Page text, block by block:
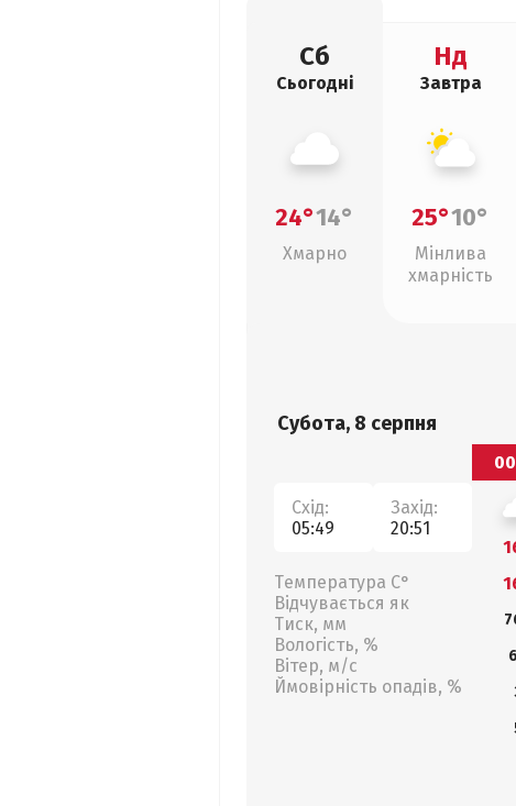
Сб
Сьогодні
24°14°
Хмарно
Нд
Завтра
25°10°
Мінлива
хмарність
Субота, 8 серпня
Схід:
05:49
Захід:
20:51
Температура С°
Відчувається як
Тиск, мм
Вологість, %
Вітер, м/с
Ймовірність опадів, %